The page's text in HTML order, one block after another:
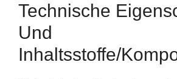
Technische
Und
Inhaltsstoffe/